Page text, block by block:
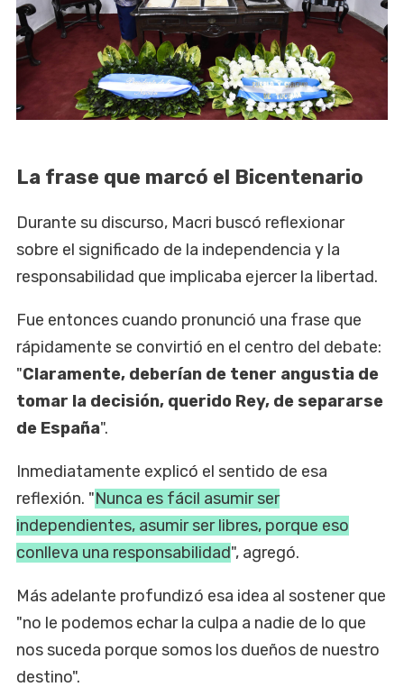
La frase que marcó el Bicentenario
Durante su discurso, Macri buscó reflexionar
sobre el significado de la independencia y la
responsabilidad que implicaba ejercer la libertad.
Fue entonces cuando pronunció una frase que
rápidamente se convirtió en el centro del debate:
"Claramente, deberían de tener angustia de
tomar la decisión, querido Rey, de separarse
de España".
Inmediatamente explicó el sentido de esa
reflexión. "Nunca es fácil asumir ser
independientes, asumir ser libres, porque eso
conlleva una responsabilidad", agregó.
Más adelante profundizó esa idea al sostener que
"no le podemos echar la culpa a nadie de lo que
nos suceda porque somos los dueños de nuestro
destino".